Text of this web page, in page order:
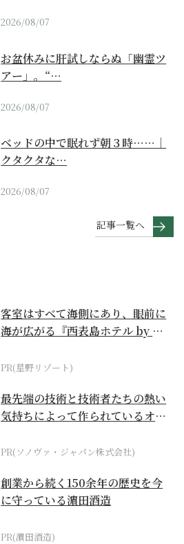
2026/08/07
お盆休みに肝試しならぬ「幽霊ツ
アー」。“…
2026/08/07
ベッドの中で眠れず朝３時……｜
クタクタな…
2026/08/07
記事一覧へ
客室はすべて海側にあり、眼前に
海が広がる『西表島ホテル by 星
PR(星野リゾート)
最先端の技術と技術者たちの熱い
気持ちによって作られているオー
PR(ソノヴァ・ジャパン株式会社)
創業から続く150余年の歴史を今
に守っている濵田酒造
PR(濵田酒造)